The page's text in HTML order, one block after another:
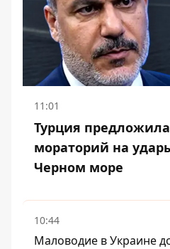
11:01
Турция
мораторий на
Черном море
10:44
Маловодие в Украине